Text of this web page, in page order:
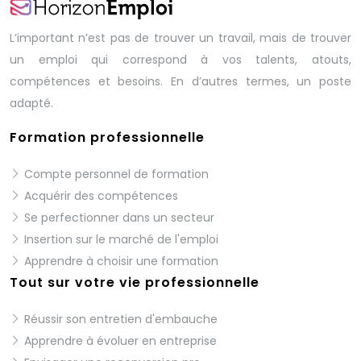
L’important n’est pas de trouver un travail, mais de trouver
un emploi qui correspond à vos talents, atouts,
compétences et besoins. En d’autres termes, un poste
adapté.
Formation professionnelle
Compte personnel de formation
Acquérir des compétences
Se perfectionner dans un secteur
Insertion sur le marché de l'emploi
Apprendre à choisir une formation
Tout sur votre vie professionnelle
Réussir son entretien d'embauche
Apprendre à évoluer en entreprise